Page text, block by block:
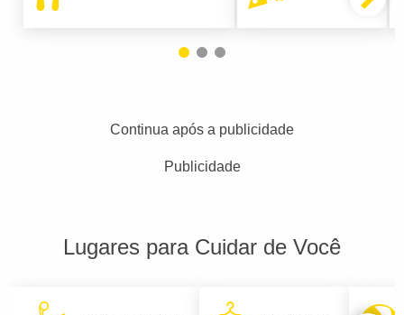
Continua após a publicidade
Publicidade
Lugares para Cuidar de Você